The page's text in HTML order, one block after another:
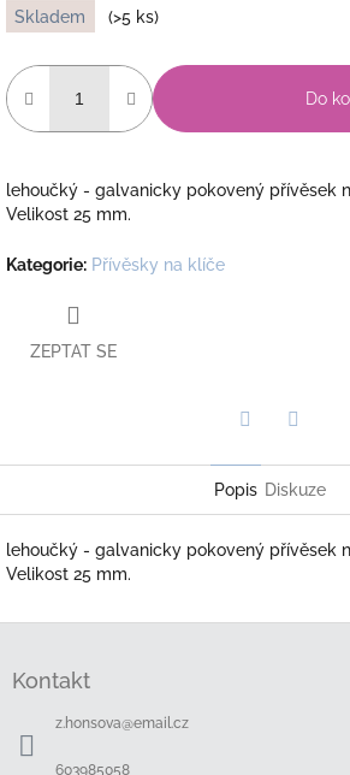
cena:
Skladem (>5 ks)
Do
lehoučký - galvanicky pokovený přívěsek
Velikost 25 mm.
Kategorie: Přívěsky na klíče
ZEPTAT SE
Popis Diskuze
lehoučký - galvanicky pokovený přívěsek
Velikost 25 mm.
Kontakt
z.honsova@email.cz
603985058